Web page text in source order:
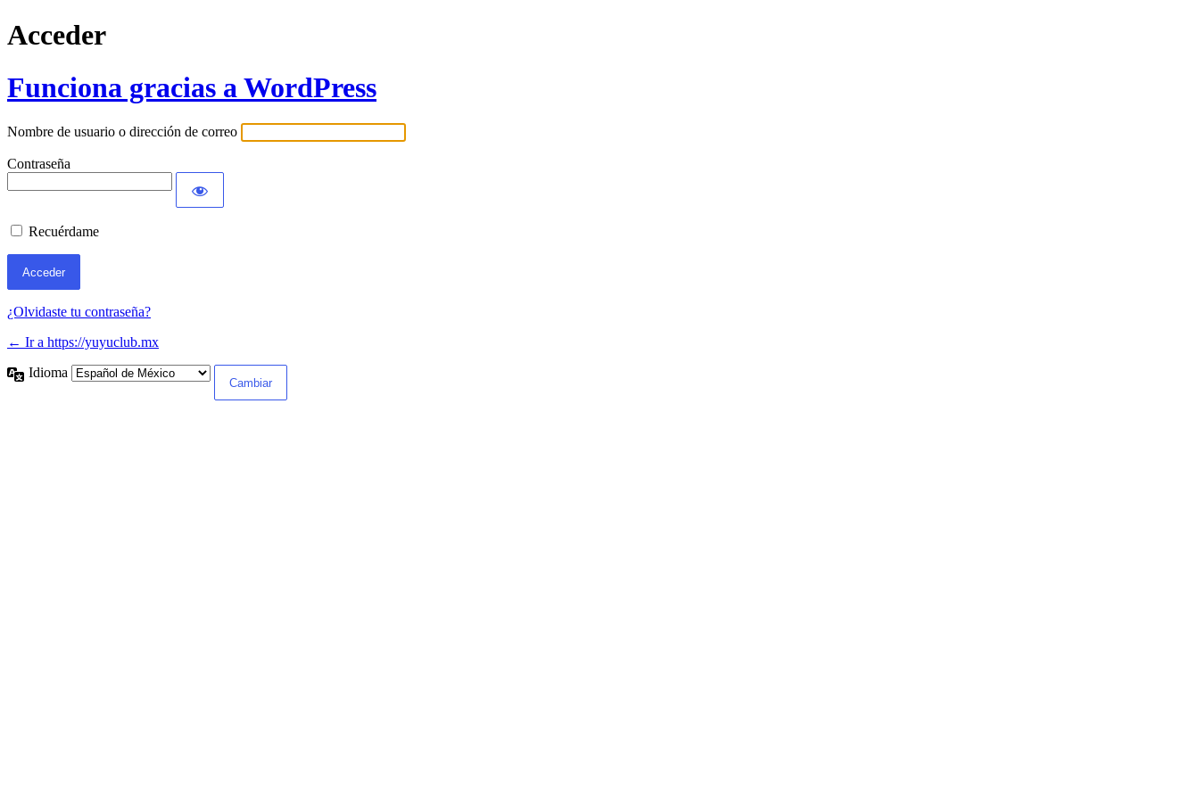
Acceder
Funciona gracias a WordPress
Nombre de usuario o dirección de correo
Contraseña
Recuérdame
¿Olvidaste tu contraseña?
← Ir a https://yuyuclub.mx
Idioma